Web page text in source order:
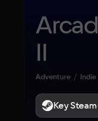
II
Adventure Indie
Key Steam
Key Steam